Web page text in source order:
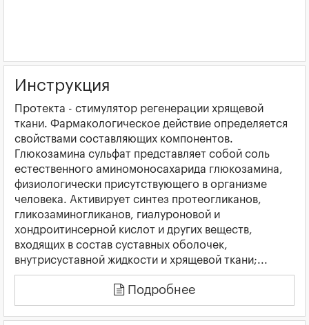
Инструкция
Протекта - стимулятор регенерации хрящевой
ткани. Фармакологическое действие определяется
свойствами составляющих компонентов.
Глюкозамина сульфат представляет собой соль
естественного аминомоносахарида глюкозамина,
физиологически присутствующего в организме
человека. Активирует синтез протеогликанов,
гликозаминогликанов, гиалуроновой и
хондроитинсерной кислот и других веществ,
входящих в состав суставных оболочек,
внутрисуставной жидкости и хрящевой ткани;...
Подробнее